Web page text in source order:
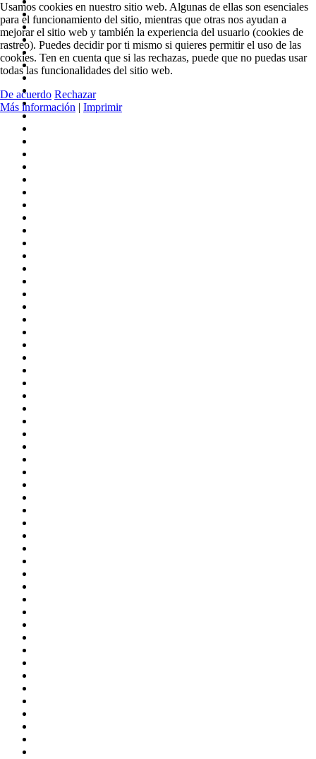
Usamos cookies en nuestro sitio web. Algunas de ellas son esenciales
para el funcionamiento del sitio, mientras que otras nos ayudan a
mejorar el sitio web y también la experiencia del usuario (cookies de
rastreo). Puedes decidir por ti mismo si quieres permitir el uso de las
cookies. Ten en cuenta que si las rechazas, puede que no puedas usar
todas las funcionalidades del sitio web.
De acuerdo Rechazar
Más información | Imprimir